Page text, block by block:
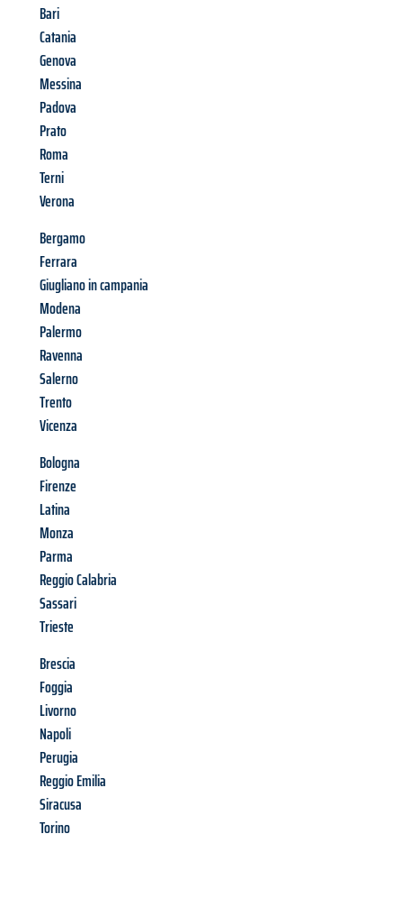
Bari
Catania
Genova
Messina
Padova
Prato
Roma
Terni
Verona
Bergamo
Ferrara
Giugliano in campania
Modena
Palermo
Ravenna
Salerno
Trento
Vicenza
Bologna
Firenze
Latina
Monza
Parma
Reggio Calabria
Sassari
Trieste
Brescia
Foggia
Livorno
Napoli
Perugia
Reggio Emilia
Siracusa
Torino